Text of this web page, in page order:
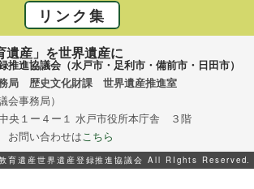
リンク集
遺産」を世界遺産に
推進協議会（水戸市・足利市・備前市・日田市）
局 歴史文化財課 世界遺産推進室
会事務局）
央１ー４ー１ 水戸市役所本庁舎 ３階
お問い合わせは こちら
育遺産世界遺産登録推進協議会 All RIghts Reserved.